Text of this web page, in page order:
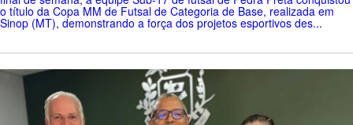
o título da Copa MM de Futsal de Categoria de Base, realizada em
Sinop (MT), demonstrando a força dos projetos esportivos des...